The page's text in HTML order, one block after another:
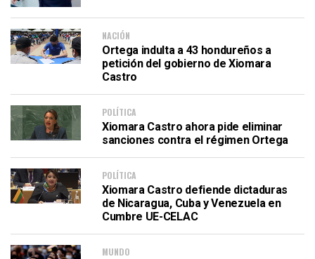
NACIÓN
Ortega indulta a 43 hondureños a
petición del gobierno de Xiomara
Castro
POLÍTICA
Xiomara Castro ahora pide eliminar
sanciones contra el régimen Ortega
POLÍTICA
Xiomara Castro defiende dictaduras
de Nicaragua, Cuba y Venezuela en
Cumbre UE-CELAC
MUNDO